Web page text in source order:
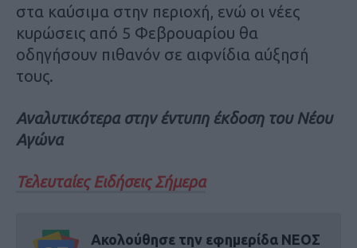
στα καύσιμα στην περιοχή, ενώ οι νέες
κυρώσεις από 5 Φεβρουαρίου θα
οδηγήσουν πιθανόν σε αιφνίδια αύξησή
τους.
Αναλυτικότερα στην έντυπη έκδοση του Νέου
Αγώνα
Τελευταίες Ειδήσεις Σήμερα
Ακολούθησε την εφημερίδα ΝΕΟΣ